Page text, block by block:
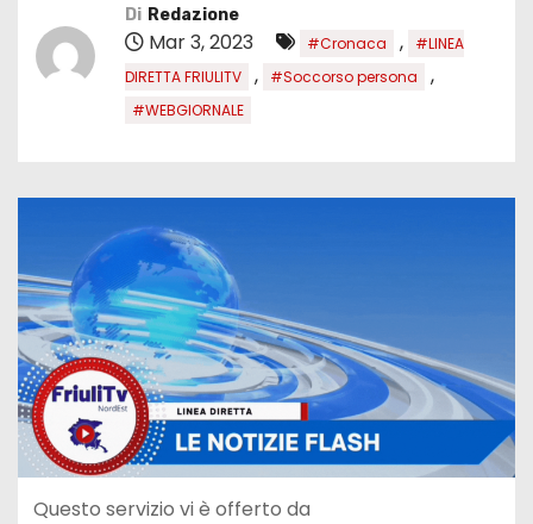
Di Redazione
Mar 3, 2023 #Cronaca ,
#LINEA
DIRETTA FRIULITV
, #Soccorso persona ,
#WEBGIORNALE
Questo servizio vi è offerto da